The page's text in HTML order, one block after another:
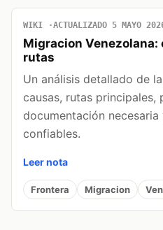
WIKI ACTUALIZADO 5 MAYO
Migracion
rutas
Un análisis detallado de
causas, rutas principales,
documentación
confiables.
Leer nota
Frontera Migracion